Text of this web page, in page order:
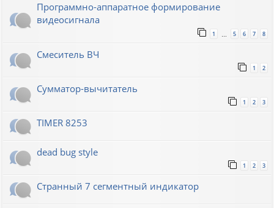
Программно-аппаратное формирование
видеосигнала
1 5 6 7 8
Смеситель ВЧ
1 2
Сумматор-вычитатель
1 2 3
TIMER 8253
dead bug style
1 2 3
Странный 7 сегментный индикатор